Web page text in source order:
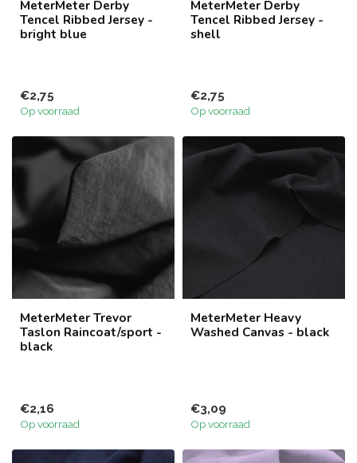
MeterMeter Derby
Tencel Ribbed Jersey -
bright blue
€2,75
Op voorraad
MeterMeter Derby
Tencel Ribbed Jersey -
shell
€2,75
Op voorraad
MeterMeter Trevor
Taslon Raincoat/sport -
black
€2,16
Op voorraad
MeterMeter Heavy
Washed Canvas - black
€3,09
Op voorraad